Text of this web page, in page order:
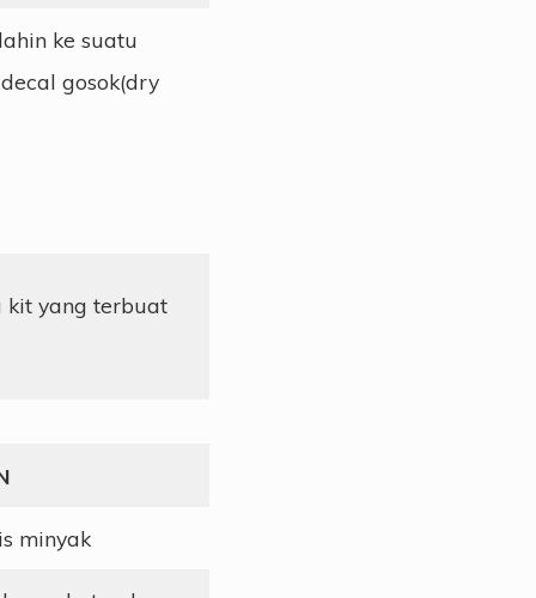
ke suatu
gosok(dry
kit yang terbuat
minyak